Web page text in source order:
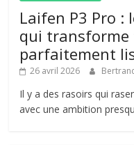
Laifen P3 Pro :
qui transforme
parfaitement
26 avril 2026
Il y a des rasoirs qui
avec une ambition